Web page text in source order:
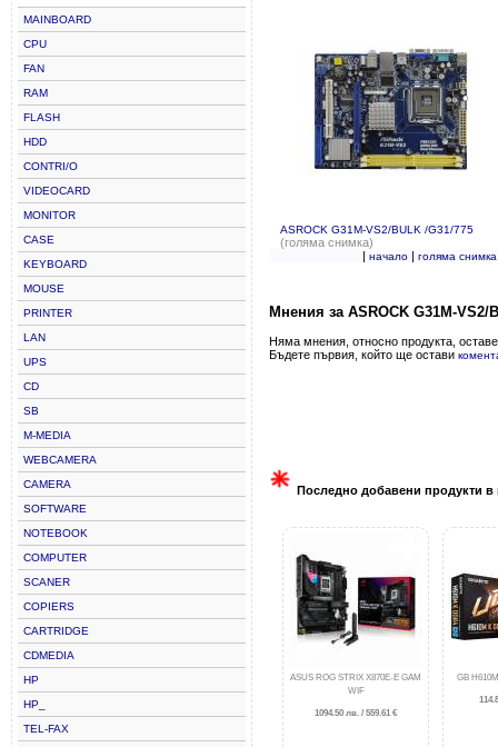
MAINBOARD
CPU
FAN
RAM
FLASH
HDD
CONTRI/O
VIDEOCARD
MONITOR
CASE
KEYBOARD
MOUSE
PRINTER
LAN
UPS
CD
SB
M-MEDIA
WEBCAMERA
CAMERA
SOFTWARE
NOTEBOOK
COMPUTER
SCANER
COPIERS
CARTRIDGE
CDMEDIA
HP
HP_
TEL-FAX
ASROCK G31M-VS2/BULK /G31/775
(голяма снимка)
| начало| голяма снимка
Мнения за ASROCK G31M-VS2/
Няма мнения, относно продукта,
Бъдете първия, който ще остави
Последно добавени продукти в
ASUS ROG STRIX X870E-E GAM
WIF
1094.50 лв. / 559.61 €
GB